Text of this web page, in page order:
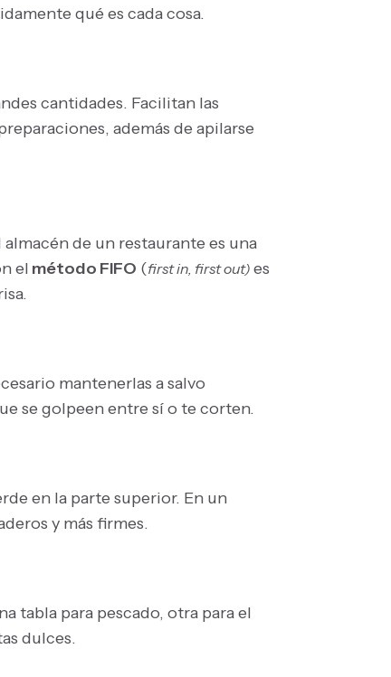
qué es cada cosa.
cantidades. Facilitan las
además de apilarse
de un restaurante es una
el método FIFO (first in, first out) es
mantenerlas a salvo
se golpeen entre sí o te corten.
en la parte superior. En un
y más firmes.
tabla para pescado, otra para el
dulces.